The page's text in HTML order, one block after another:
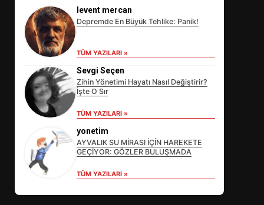
levent mercan
Depremde En Büyük Tehlike: Panik!
TÜM YAZILARI »
Sevgi Seçen
Zihin Yönetimi Hayatı Nasıl Değiştirir?
İşte O Sır
TÜM YAZILARI »
yonetim
AYVALIK SU MİRASI İÇİN HAREKETE
GEÇİYOR: GÖZLER BULUŞMADA
TÜM YAZILARI »
SÜRDÜRÜLEBİLİRLİKTE NE
DEĞİŞECEK?